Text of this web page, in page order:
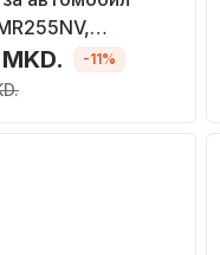
со DVR
-11%